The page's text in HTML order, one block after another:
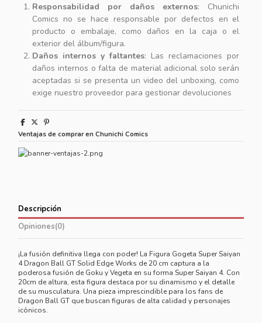
Responsabilidad por daños externos: Chunichi
Comics no se hace responsable por defectos en el
producto o embalaje, como daños en la caja o el
exterior del álbum/figura.
Daños internos y faltantes: Las reclamaciones por
daños internos o falta de material adicional solo serán
aceptadas si se presenta un video del unboxing, como
exige nuestro proveedor para gestionar devoluciones
Ventajas de comprar en Chunichi Comics
Descripción
Opiniones(0)
¡La fusión definitiva llega con poder! La Figura Gogeta Super Saiyan
4 Dragon Ball GT Solid Edge Works de 20 cm captura a la
poderosa fusión de Goku y Vegeta en su forma Super Saiyan 4. Con
20cm de altura, esta figura destaca por su dinamismo y el detalle
de su musculatura. Una pieza imprescindible para los fans de
Dragon Ball GT que buscan figuras de alta calidad y personajes
icónicos.